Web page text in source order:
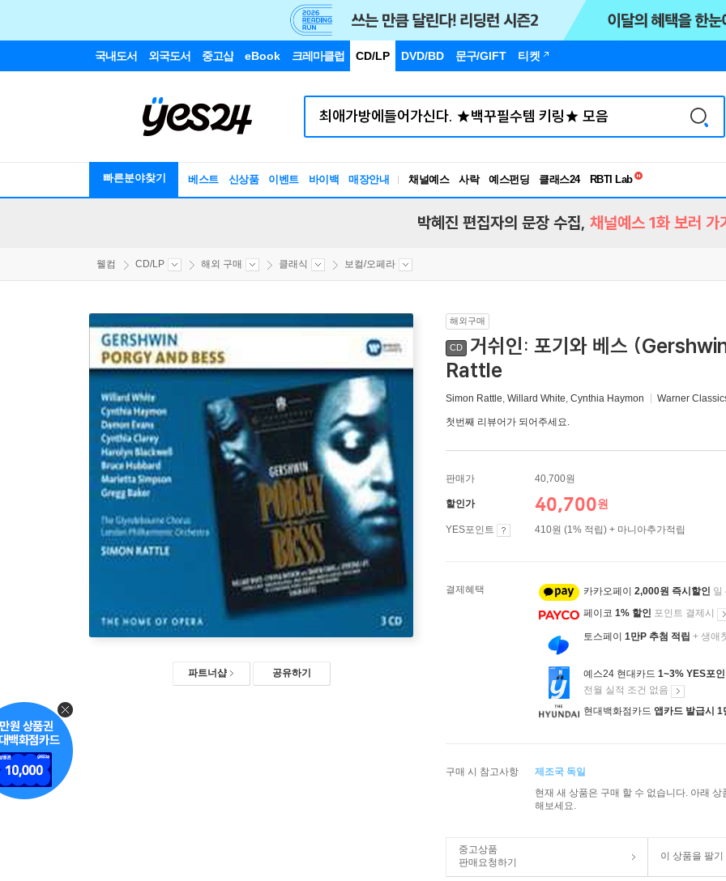
국내도서 외국도서 중고샵 eBook 크레마클럽 CD/LP DVD/BD 문구/GIFT 티켓
빠른분야찾기 베스트 신상품 이벤트 바이백 매장안내 채널예스 사락 예스펀딩 클래스24
RBTI Lab
독서유형검사
박혜진 편집자의 문장 수집, 채널예스 1화 보러 가
웰컴 CD/LP 해외 구매 클래식 보컬/오페라
파트너샵 공유하기
해외구매
CD
거쉬인: 포기와 베스
Rattle
Simon Rattle, Willard White, Cynthia Haymon Warner
첫번째 리뷰어가 되어주세요.
판매가 40,700원
할인가 40,700원
YES포인트 410원 (1% 적립) + 마니아추가적립
결제혜택 카카오페이 2,000원 즉시할인 일
페이코 1% 할인 포인트 결제시
토스페이 1만P 추첨 적립 + 생애
예스24 현대카드 1~3% YES포
전월 실적 조건 없음
현대백화점카드 앱카드 발급시 1
구매 시 참고사항
제조국 독일
현재 새 상품은 구매 할 수 없습니다. 아래
해보세요.
중고상품
판매요청하기
이 상품을 팔기